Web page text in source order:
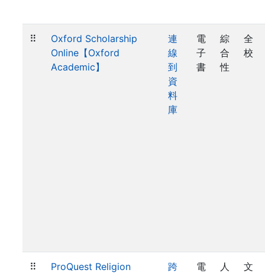
⠿
Oxford Scholarship
Online【Oxford
Academic】
連
線
到
資
料
庫
電
子
書
綜
合
性
全
校
⠿
ProQuest Religion
跨
電
人
文